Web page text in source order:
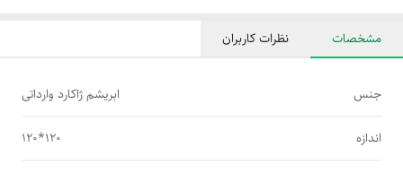
مشخصات نظرات کاربران
جنس ابریشم ژاکارد وارداتی
اندازه 120*120